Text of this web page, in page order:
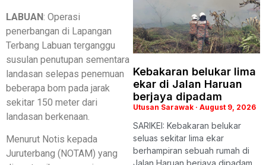
LABUAN: Operasi
penerbangan di Lapangan
Terbang Labuan terganggu
susulan penutupan sementara
landasan selepas penemuan
beberapa bom pada jarak
sekitar 150 meter dari
landasan berkenaan.
Menurut Notis kepada
Juruterbang (NOTAM) yang
Kebakaran belukar lima
ekar di Jalan Haruan
berjaya dipadam
Utusan Sarawak August 9, 2026
SARIKEI: Kebakaran belukar
seluas sekitar lima ekar
berhampiran sebuah rumah di
Jalan Haruan berjaya dipadam